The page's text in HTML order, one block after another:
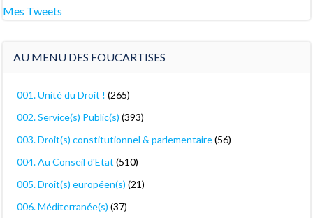
Mes Tweets
AU MENU DES FOUCARTISES
001. Unité du Droit ! (265)
002. Service(s) Public(s) (393)
003. Droit(s) constitutionnel & parlementaire(56)
004. Au Conseil d'Etat (510)
005. Droit(s) européen(s) (21)
006. Méditerranée(s) (37)